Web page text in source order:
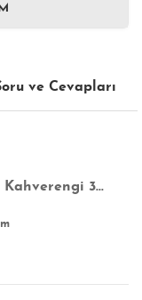
ve Cevapları
Lilo Kadın Ev Terliği Kahverengi 36/40